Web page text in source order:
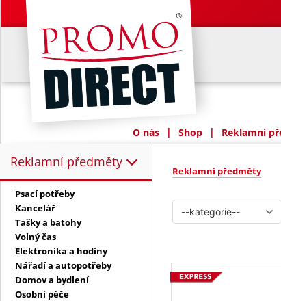
O nás | Shop | Reklamní
Reklamní předměty
Reklamní předměty:
Psací potřeby
Kancelář
Tašky a batohy
Volný čas
Elektronika a hodiny
Nářadí a autopotřeby
Domov a bydlení
Osobní péče
Reklamní předměty